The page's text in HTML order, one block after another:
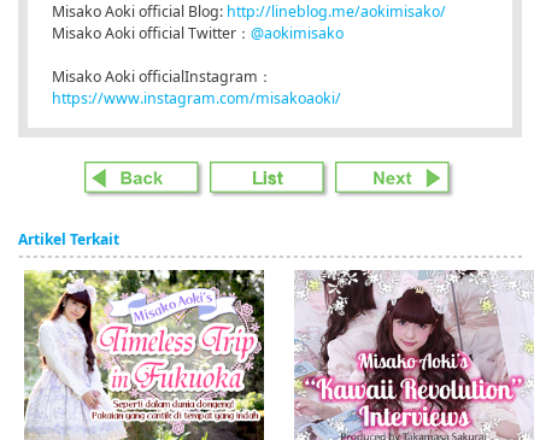
Misako Aoki official Blog: http://lineblog.me/aokimisako/
Misako Aoki official Twitter： @aokimisako
Misako Aoki officialInstagram：
https://www.instagram.com/misakoaoki/
Artikel Terkait